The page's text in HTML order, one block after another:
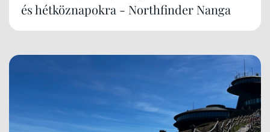
és hétköznapokra - Northfinder Nanga